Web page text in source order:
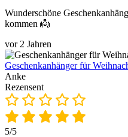
Wunderschöne
kommen 👼
vor 2 Jahren
Geschenkanhänger für
Anke
Rezensent
5/5